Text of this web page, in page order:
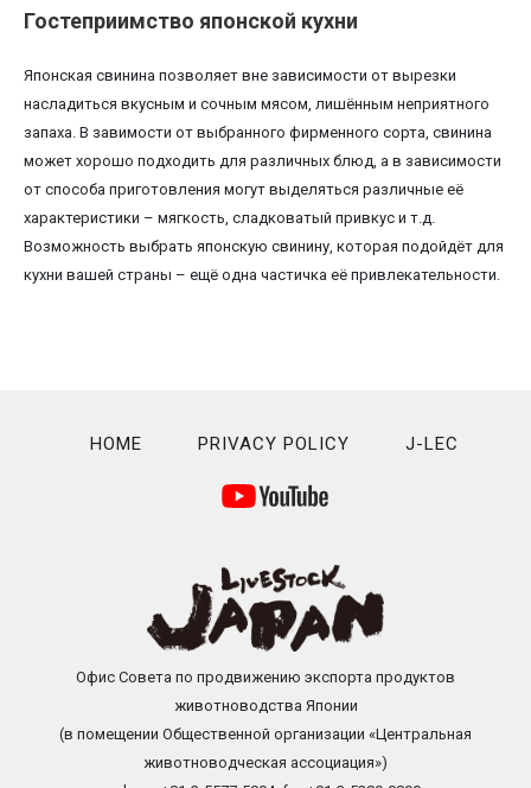
Гостеприимство японской кухни
Японская свинина позволяет вне зависимости от вырезки
насладиться вкусным и сочным мясом, лишённым неприятного
запаха. В завимости от выбранного фирменного сорта, свинина
может хорошо подходить для различных блюд, а в зависимости
от способа приготовления могут выделяться различные её
характеристики – мягкость, сладковатый привкус и т.д.
Возможность выбрать японскую свинину, которая подойдёт для
кухни вашей страны – ещё одна частичка её привлекательности.
HOME PRIVACY POLICY J-LEC
Офис Совета по продвижению экспорта продуктов
животноводства Японии
(в помещении Общественной организации «Центральная
животноводческая ассоциация»)